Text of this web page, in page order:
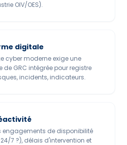
OIV/OES).
digitale
cyber moderne exige une
de GRC intégrée pour registre
incidents, indicateurs.
engagements de disponibilité
7 ?), délais d'intervention et